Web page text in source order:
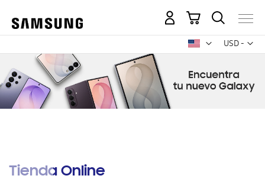
USD -
dólar
Mi carrito
Tienda Online